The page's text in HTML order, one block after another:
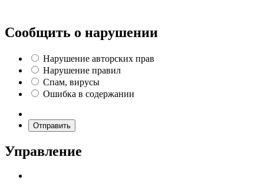
Сообщить о нарушении
Нарушение авторских прав
Нарушение правил
Спам, вирусы
Ошибка в содержании
Отправить
Управление